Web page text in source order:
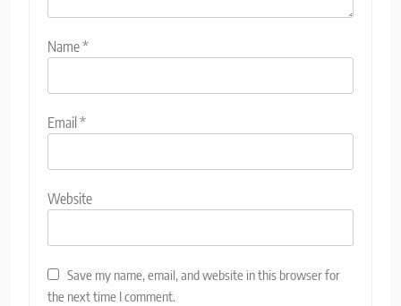
Name*
Email *
Website
Save my name, email, and website in this browser for
the next time I comment.